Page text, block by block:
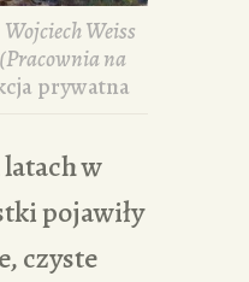
Wojciech Weiss
na
prywatna
w
pojawiły
czyste